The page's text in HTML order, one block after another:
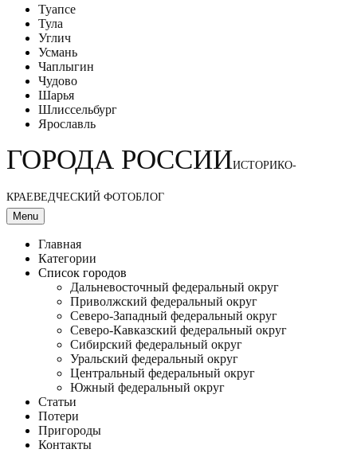
Туапсе
Тула
Углич
Усмань
Чаплыгин
Чудово
Шарья
Шлиссельбург
Ярославль
ГОРОДА РОССИИИСТОРИКО-
КРАЕВЕДЧЕСКИЙ ФОТОБЛОГ
Menu
Главная
Категории
Список городов
Дальневосточный федеральный округ
Приволжский федеральный округ
Северо-Западный федеральный округ
Северо-Кавказский федеральный округ
Сибирский федеральный округ
Уральский федеральный округ
Центральный федеральный округ
Южный федеральный округ
Статьи
Потери
Пригороды
Контакты